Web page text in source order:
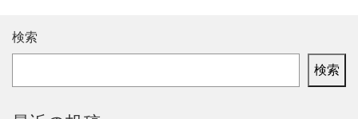
検索
検索